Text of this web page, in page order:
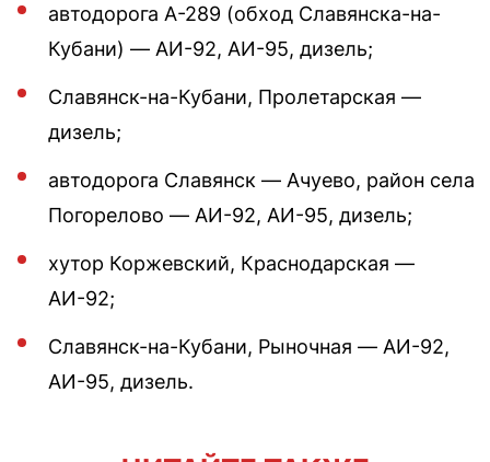
автодорога А-289 (обход Славянска-на-
Кубани) — АИ-92, АИ-95, дизель;
Славянск-на-Кубани, Пролетарская —
дизель;
автодорога Славянск — Ачуево, район села
Погорелово — АИ-92, АИ-95, дизель;
хутор Коржевский, Краснодарская —
АИ-92;
Славянск-на-Кубани, Рыночная — АИ-92,
АИ-95, дизель.